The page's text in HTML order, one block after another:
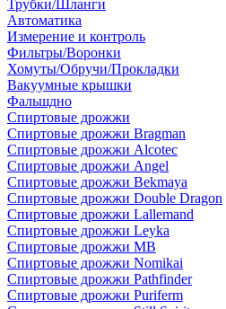
Трубки/Шланги
Автоматика
Измерение и контроль
Фильтры/Воронки
Хомуты/Обручи/Прокладки
Вакуумные крышки
Фальшдно
Спиртовые дрожжи
Спиртовые дрожжи Bragman
Спиртовые дрожжи Alcotec
Спиртовые дрожжи Angel
Спиртовые дрожжи Bekmaya
Спиртовые дрожжи Double Dragon
Спиртовые дрожжи Lallemand
Спиртовые дрожжи Leyka
Спиртовые дрожжи MB
Спиртовые дрожжи Nomikai
Спиртовые дрожжи Pathfinder
Спиртовые дрожжи Puriferm